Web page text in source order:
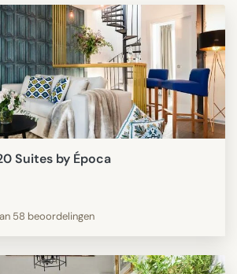
Suites by Época
58 beoordelingen